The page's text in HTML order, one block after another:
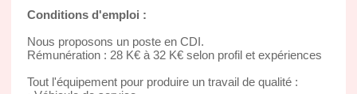
Conditions d'emploi :
Nous proposons un poste en CDI.
Rémunération : 28 K€ à 32 K€ selon profil et expériences
Tout l'équipement pour produire un travail de qualité :